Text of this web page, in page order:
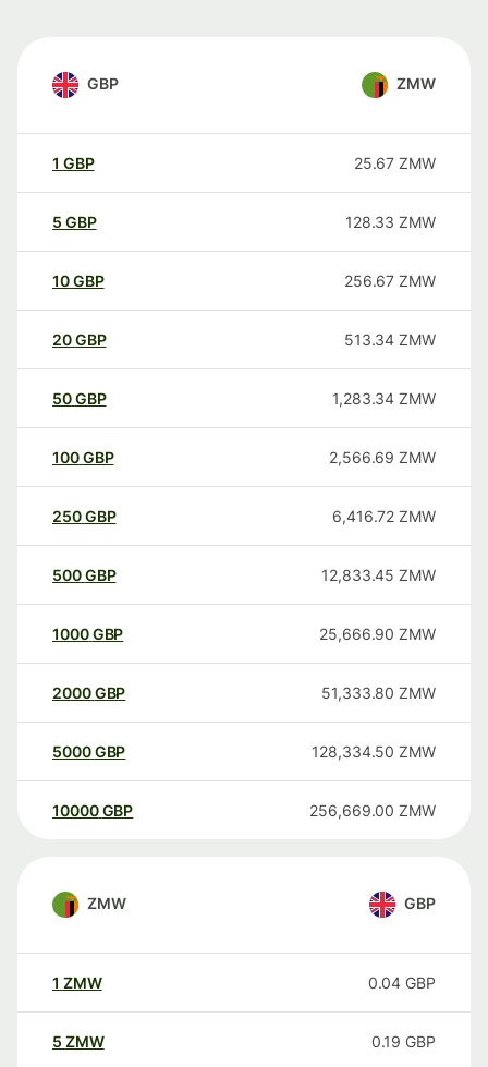
GBP ZMW
1 GBP 25.67 ZMW
5 GBP 128.33 ZMW
10GBP 256.67 ZMW
20GBP 513.34 ZMW
50GBP 1,283.34 ZMW
100GBP 2,566.69 ZMW
250GBP 6,416.72 ZMW
500GBP 12,833.45 ZMW
1000GBP 25,666.90 ZMW
2000GBP 51,333.80 ZMW
5000GBP 128,334.50 ZMW
10000 GBP 256,669.00 ZMW
ZMW GBP
1 ZMW 0.04 GBP
5 ZMW 0.19 GBP